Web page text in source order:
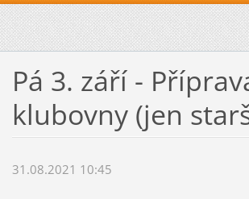
Pá 3. září -
klubovny (jen
31.08.2021 10:45